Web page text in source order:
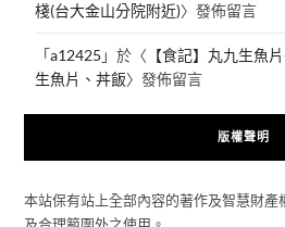
棧(台大金山分院附近)〉發佈留言
「a12425 」於〈 【食記】丸九生魚
生魚片、丼飯〉發佈留言
版權聲明
本站保有站上全部內容的著作及智慧財產